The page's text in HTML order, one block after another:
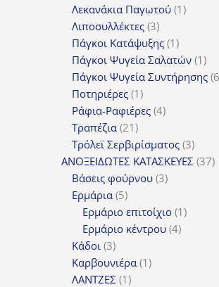
προϊόντα
Λεκανάκια Παγωτού 11
Λιποσυλλέκτες 33
προϊόντα
Πάγκοι Κατάψυξης 11
προϊόν
Πάγκοι Ψυγεία Σαλατών 11
Πάγκοι Ψυγεία Συντήρησης 6
Ποτηριέρες 11
προϊόν
Ράφια-Ραφιέρες 44
Τραπέζια 2121
προϊόντα
Τρόλεϊ Σερβιρίσματος 33
ΑΝΟΞΕΙΔΩΤΕΣ ΚΑΤΑΣΚΕΥΕΣ 3737
Βάσεις φούρνου 33
Ερμάρια 55
προϊόντα
Ερμάριο επιτοίχιο 11
Ερμάριο κέντρου 44
Κάδοι 33
προϊόντα
Καρβουνιέρα 11
ΛΑΝΤΖΕΣ 11